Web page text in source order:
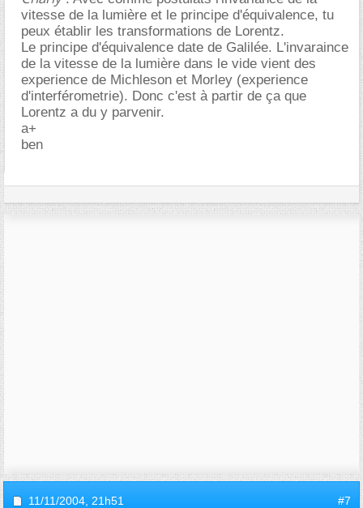
vitesse de la lumière et le principe d'équivalence, tu
peux établir les transformations de Lorentz.
Le principe d'équivalence date de Galilée. L'invaraince
de la vitesse de la lumière dans le vide vient des
experience de Michleson et Morley (experience
d'interférometrie). Donc c'est à partir de ça que
Lorentz a du y parvenir.
a+
ben
11/11/2004, 21h51 #7